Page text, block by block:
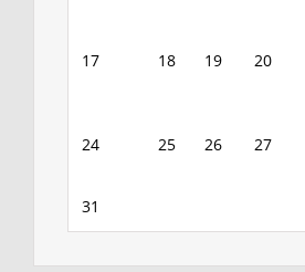
17 18 19 20
24 25 26 27
31